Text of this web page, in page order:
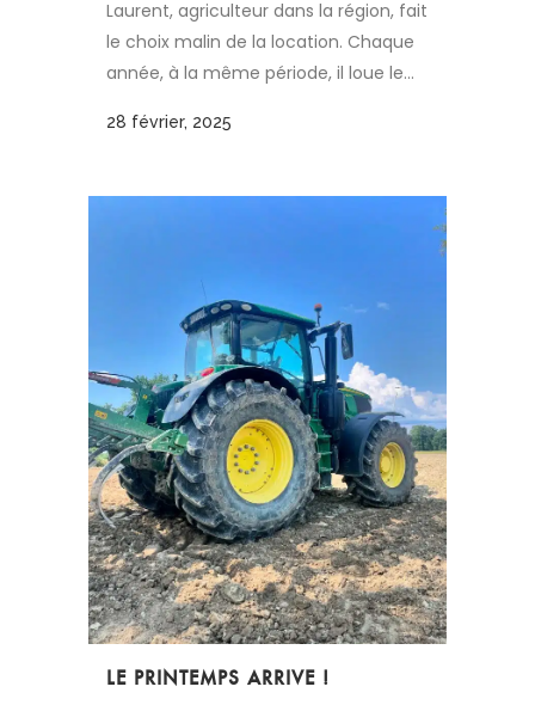
Laurent, agriculteur dans la région, fait
le choix malin de la location. Chaque
année, à la même période, il loue le...
28 février, 2025
LE PRINTEMPS ARRIVE !